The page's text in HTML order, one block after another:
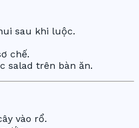
sau khi luộc.
chế.
salad trên bàn ăn.
vào rổ.